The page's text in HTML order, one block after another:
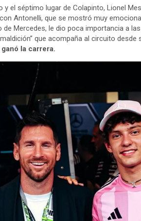
y el séptimo lugar de Colapinto, Lionel
Antonelli, que se mostró muy
Mercedes, le dio poca importancia a
que acompaña al circuito desde
la carrera.